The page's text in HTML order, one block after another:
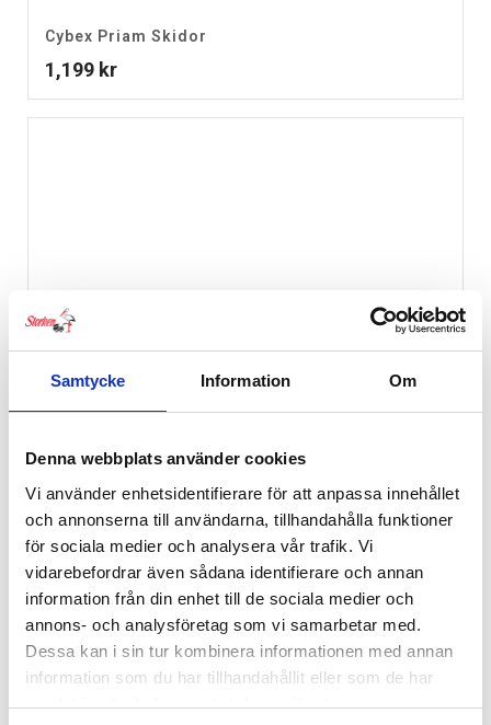
Samtycke Information Om
Denna webbplats använder cookies
Vi använder enhetsidentifierare för att anpassa innehållet
och annonserna till användarna, tillhandahålla funktioner
för sociala medier och analysera vår trafik. Vi
vidarebefordrar även sådana identifierare och annan
information från din enhet till de sociala medier och
annons- och analysföretag som vi samarbetar med.
Dessa kan i sin tur kombinera informationen med annan
information som du har tillhandahållit eller som de har
samlat in när du har använt deras tjänster.
Cybex Priam Skidor
1,199 kr